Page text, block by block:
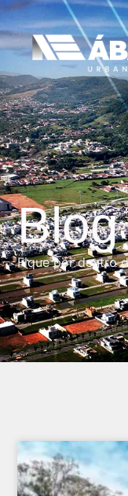
Blog
Fique por dentro